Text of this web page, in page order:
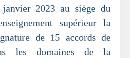
2023 au siège du
supérieur la
de 15 accords de
les domaines de la